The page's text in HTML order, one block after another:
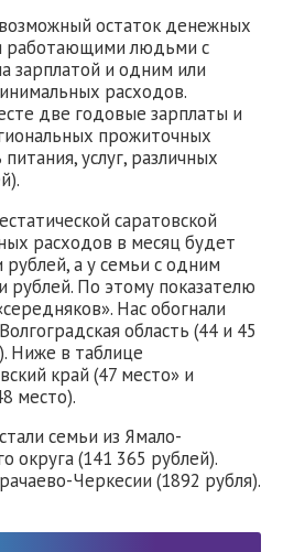
остаток денежных
работающими людьми с
зарплатой и одним или
расходов.
две годовые зарплаты и
прожиточных
услуг, различных
саратовской
расходов в месяц будет
рублей, а у семьи с одним
рублей. По этому показателю
Нас обогнали
область (44 и 45
Ниже в таблице
край (47 место» и
место).
семьи из Ямало-
округа (141 365 рублей).
Черкесии (1892 рубля).